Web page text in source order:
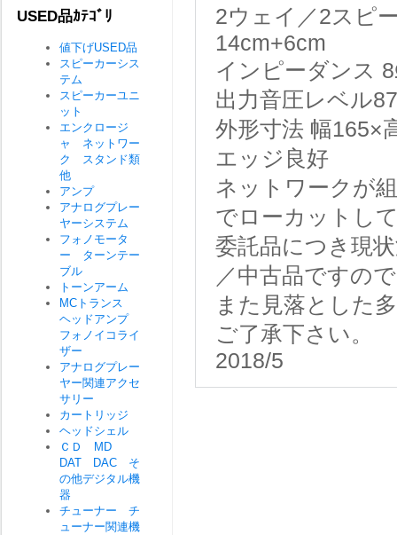
2ウェイ／2スピ
14cm+6cm
インピーダンス
出力音圧レベル
外形寸法 幅165×
エッジ良好
ネットワークが
でローカットし
委託品につき現
／中古品ですの
また見落とした
ご了承下さい。
2018/5
USED品ｶﾃｺﾞﾘ
値下げUSED品
スピーカーシス
テム
スピーカーユニ
ット
エンクロージ
ャ ネットワー
ク スタンド類
他
アンプ
アナログプレー
ヤーシステム
フォノモータ
ー ターンテー
ブル
トーンアーム
MCトランス
ヘッドアンプ
フォノイコライ
ザー
アナログプレー
ヤー関連アクセ
サリー
カートリッジ
ヘッドシェル
ＣＤ MD
DAT DAC そ
の他デジタル機
器
チューナー チ
ューナー関連機